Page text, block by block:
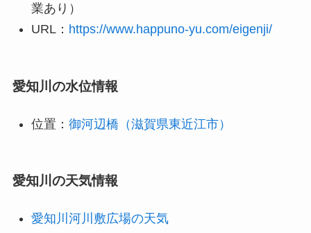
業あり）
URL： https://www.happuno-yu.com/eigenji/
愛知川の水位情報
位置： 御河辺橋（滋賀県東近江市）
愛知川の天気情報
愛知川河川敷広場の天気